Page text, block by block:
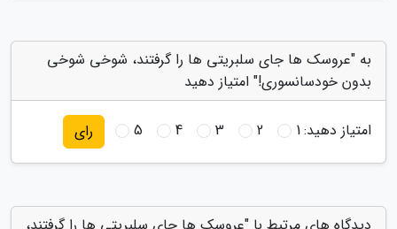
به "عروسک ها جای سلبریتی ها را گرفتند، شوخی شوخی
بدون خودسانسوری!" امتیاز دهید
امتیاز دهید:1
2
3
4
5 رای